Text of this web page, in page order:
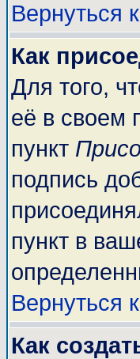
Вернуться
Как
Для того,
её в своем
пункт
подпись
пункт в
Вернуться
Как